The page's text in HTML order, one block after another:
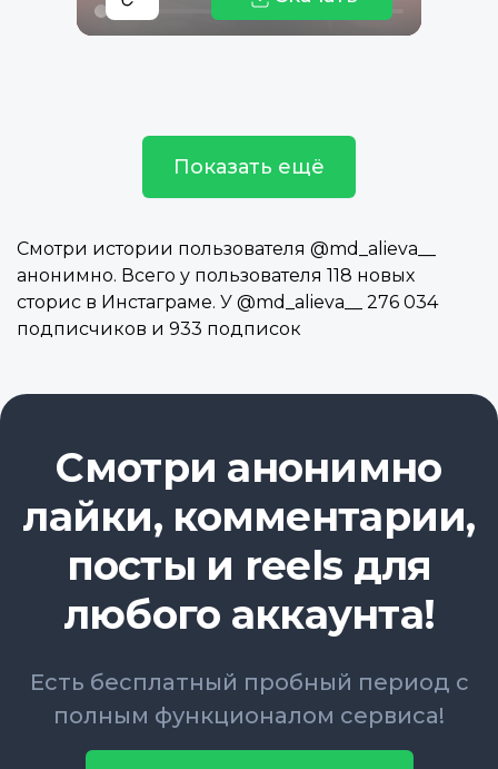
Показать ещё
Смотри истории пользователя @md_alieva__
анонимно. Всего у пользователя 118 новых
сторис в Инстаграме. У @md_alieva__ 276 034
подписчиков и 933 подписок
Смотри анонимно
лайки, комментарии,
посты и reels для
любого аккаунта!
Есть бесплатный пробный период с
полным функционалом сервиса!